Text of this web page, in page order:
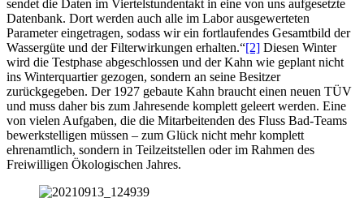
sendet die Daten im Viertelstundentakt in eine von uns aufgesetzte
Datenbank. Dort werden auch alle im Labor ausgewerteten
Parameter eingetragen, sodass wir ein fortlaufendes Gesamtbild der
Wassergüte und der Filterwirkungen erhalten.“[2] Diesen Winter
wird die Testphase abgeschlossen und der Kahn wie geplant nicht
ins Winterquartier gezogen, sondern an seine Besitzer
zurückgegeben. Der 1927 gebaute Kahn braucht einen neuen TÜV
und muss daher bis zum Jahresende komplett geleert werden. Eine
von vielen Aufgaben, die die Mitarbeitenden des Fluss Bad-Teams
bewerkstelligen müssen – zum Glück nicht mehr komplett
ehrenamtlich, sondern in Teilzeitstellen oder im Rahmen des
Freiwilligen Ökologischen Jahres.